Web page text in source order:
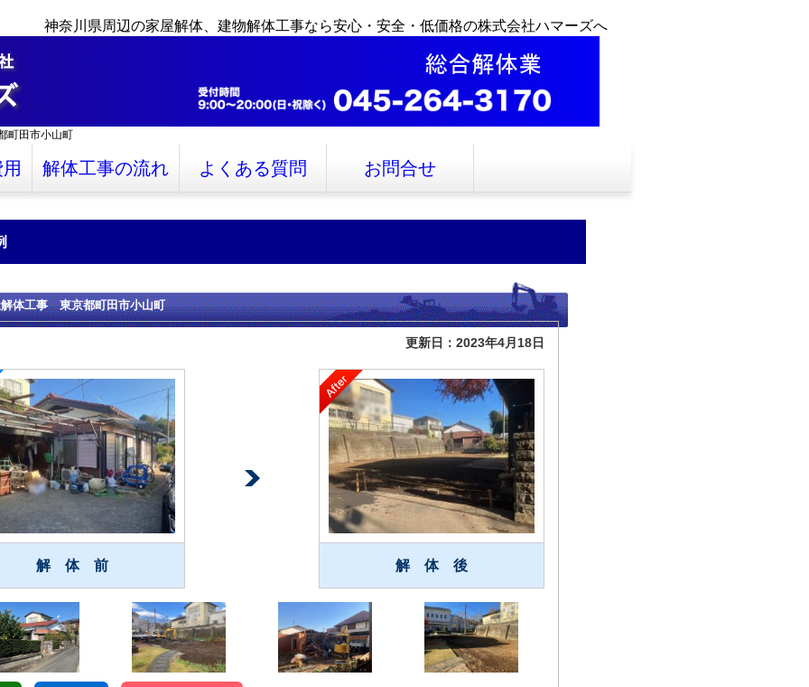
神奈川県周辺の家屋解体、建物解体工事なら安心・安全・低価格の株式会社ハマーズへ
田市小山町
解体工事の流れ よくある質問 お問合せ
体工事 東京都町田市小山町
更新日：2023年4月18日
解 体 前 解 体 後